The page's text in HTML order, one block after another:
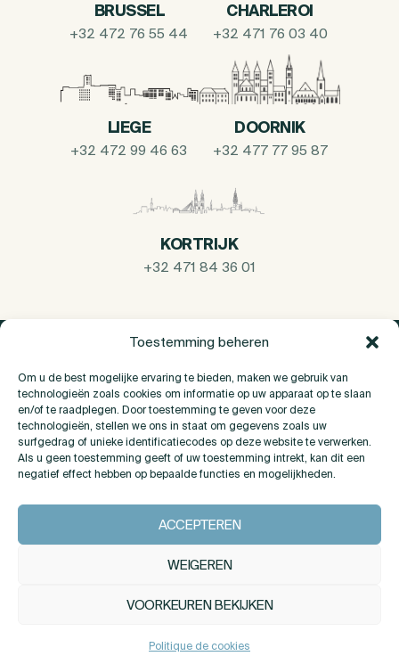
Toestemming beheren
Om u de best mogelijke ervaring te bieden, maken we gebruik van
technologieën zoals cookies om informatie op uw apparaat op te slaan
en/of te raadplegen. Door toestemming te geven voor deze
technologieën, stellen we ons in staat om gegevens zoals uw
surfgedrag of unieke identificatiecodes op deze website te verwerken.
Als u geen toestemming geeft of uw toestemming intrekt, kan dit een
negatief effect hebben op bepaalde functies en mogelijkheden.
ACCEPTEREN
WEIGEREN
VOORKEUREN BEKIJKEN
Politique de cookies
BRUSSEL
+32 472 76 55 44
CHARLEROI
+32 471 76 03 40
LIEGE
+32 472 99 46 63
DOORNIK
+32 477 77 95 87
KORTRIJK
+32 471 84 36 01
Over Ons
Contact
LINKEDIN